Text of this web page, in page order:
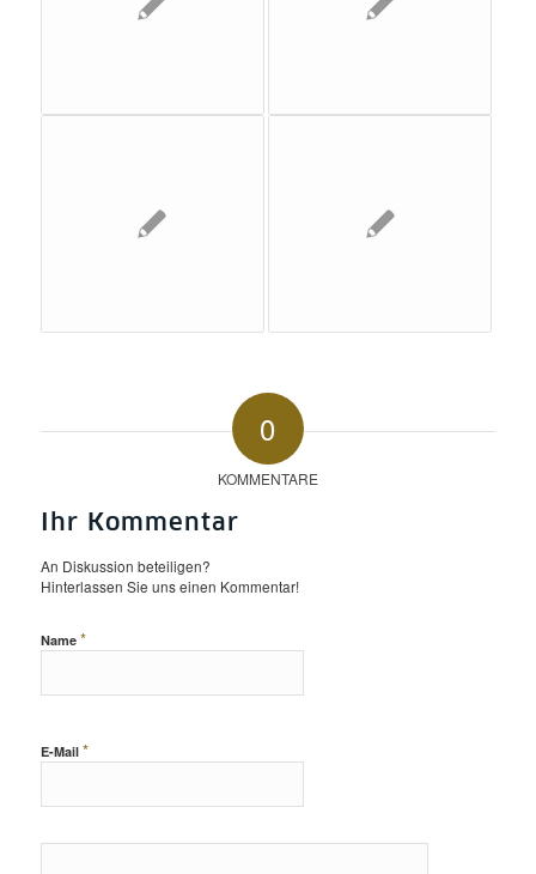
0
KOMMENTARE
Ihr Kommentar
An Diskussion beteiligen?
Hinterlassen Sie uns einen Kommentar!
Name *
E-Mail *